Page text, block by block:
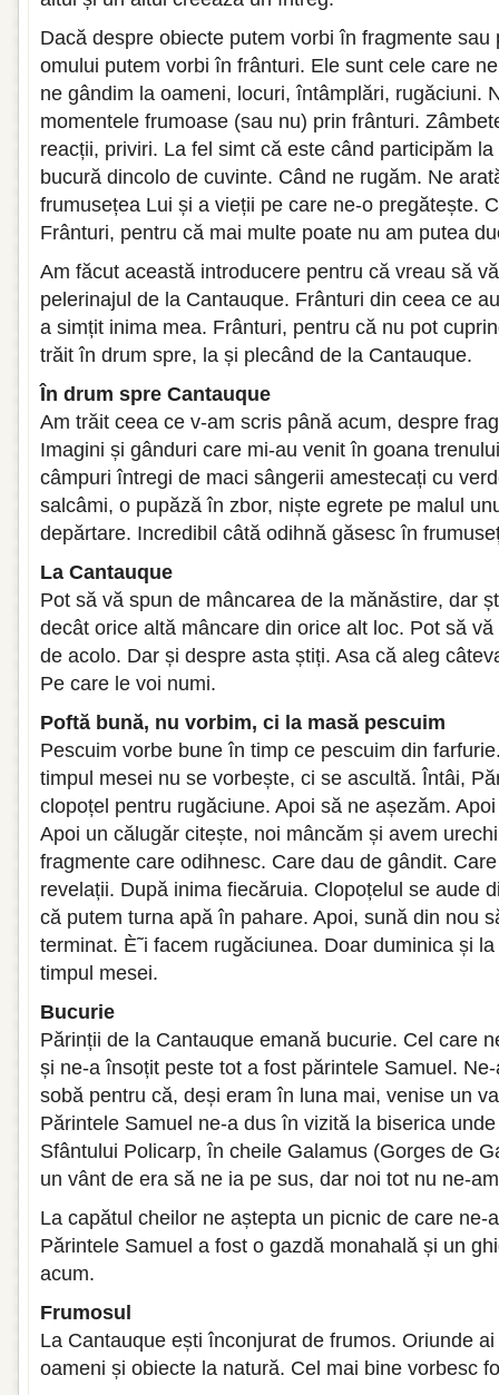
Dacă despre obiecte putem vorbi în fragmente sau
omului putem vorbi în frânturi. Ele sunt cele care
ne gândim la oameni, locuri, întâmplări, rugăciuni.
momentele frumoase (sau nu) prin frânturi.
reacții, priviri. La fel simt că este când participăm
bucură dincolo de cuvinte. Când ne rugăm. Ne
frumusețea Lui și a vieții pe care ne-o pregătește.
Frânturi, pentru că mai multe poate nu am putea
Am făcut această introducere pentru că vreau să
pelerinajul de la Cantauque. Frânturi din ceea ce
a simțit inima mea. Frânturi, pentru că nu pot
trăit în drum spre, la și plecând de la Cantauque.
În drum spre Cantauque
Am trăit ceea ce v-am scris până acum, despre
Imagini și gânduri care mi-au venit în goana
câmpuri întregi de maci sângerii amestecați cu
salcâmi, o pupăză în zbor, niște egrete pe malul
depărtare. Incredibil câtă odihnă găsesc în
La Cantauque
Pot să vă spun de mâncarea de la mănăstire, dar
decât orice altă mâncare din orice alt loc. Pot să
de acolo. Dar și despre asta știți. Asa că aleg
Pe care le voi numi.
Poftă bună, nu vorbim, ci la masă pescuim
Pescuim vorbe bune în timp ce pescuim din
timpul mesei nu se vorbește, ci se ascultă. Întâi,
clopoțel pentru rugăciune. Apoi să ne așezăm.
Apoi un călugăr citește, noi mâncăm și avem
fragmente care odihnesc. Care dau de gândit.
revelații. După inima fiecăruia. Clopoțelul se aude
că putem turna apă în pahare. Apoi, sună din nou
terminat. È˜i facem rugăciunea. Doar duminica și
timpul mesei.
Bucurie
Părinții de la Cantauque emană bucurie. Cel care
și ne-a însoțit peste tot a fost părintele Samuel.
sobă pentru că, deși eram în luna mai, venise un
Părintele Samuel ne-a dus în vizită la biserica
Sfântului Policarp, în cheile Galamus (Gorges de
un vânt de era să ne ia pe sus, dar noi tot nu ne-
La capătul cheilor ne aștepta un picnic de care ne-
Părintele Samuel a fost o gazdă monahală și un
acum.
Frumosul
La Cantauque ești înconjurat de frumos. Oriunde
oameni și obiecte la natură. Cel mai bine vorbesc